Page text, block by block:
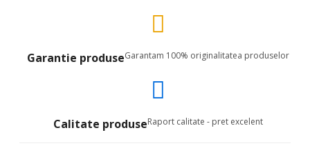
Garantie produseGarantam 100% originalitatea produselor
Calitate produseRaport calitate - pret excelent